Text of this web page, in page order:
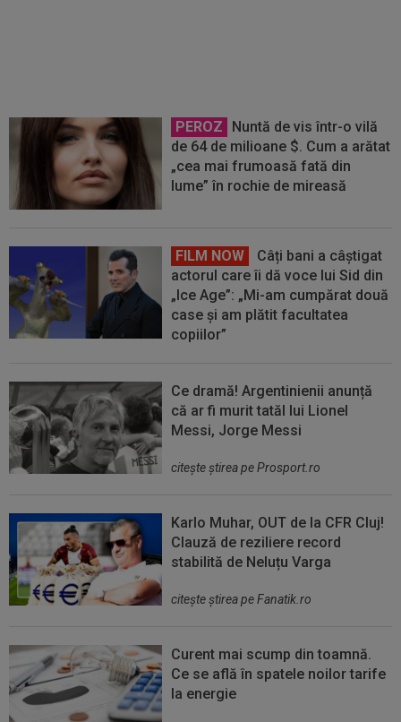
PEROZ
Nuntă de vis într-o vilă
de 64 de milioane $. Cum a arătat
„cea mai frumoasă fată din
lume” în rochie de mireasă
FILM NOW
Câți bani a câștigat
actorul care îi dă voce lui Sid din
„Ice Age”: „Mi-am cumpărat două
case și am plătit facultatea
copiilor”
Ce dramă! Argentinienii anunță
că ar fi murit tatăl lui Lionel
Messi, Jorge Messi
citeşte ştirea pe Prosport.ro
Karlo Muhar, OUT de la CFR Cluj!
Clauză de reziliere record
stabilită de Neluțu Varga
citeşte ştirea pe Fanatik.ro
Curent mai scump din toamnă.
Ce se află în spatele noilor tarife
la energie